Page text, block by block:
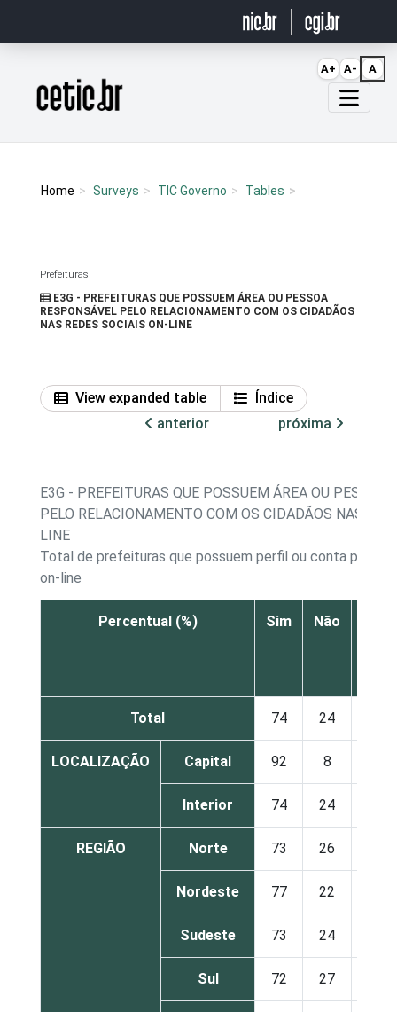
Página inicial
Home Surveys TIC Governo Tables
Prefeituras
E3G - PREFEITURAS QUE POSSUEM ÁREA OU PESSOA
RESPONSÁVEL PELO RELACIONAMENTO COM OS CIDADÃOS
NAS REDES SOCIAIS ON-LINE
View expanded table
Índice
anterior
próxima
E3G - PREFEITURAS QUE POSSUEM ÁREA OU PESSOA
PELO RELACIONAMENTO COM OS CIDADÃOS NAS
LINE
Total de prefeituras que possuem perfil ou conta
on-line
Percentual (%) Sim Não
Total 74 24
LOCALIZAÇÃO Capital 92 8
Interior 74 24
REGIÃO Norte 73 26
Nordeste 77 22
Sudeste 73 24
Sul 72 27
A+ A- A